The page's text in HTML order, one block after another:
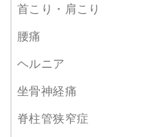
首こり・肩こり
腰痛
ヘルニア
坐骨神経痛
脊柱管狭窄症